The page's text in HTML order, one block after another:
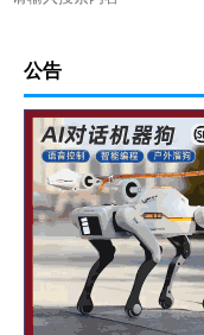
公告